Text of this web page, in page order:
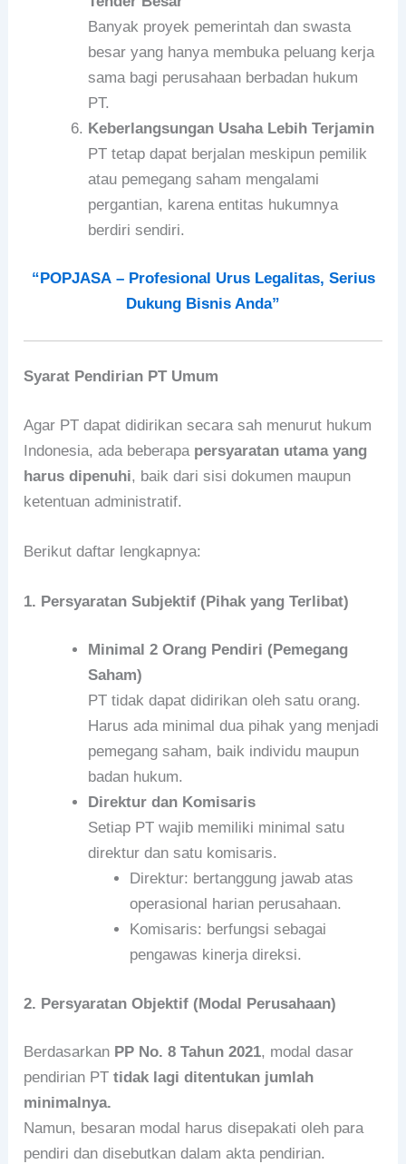
Banyak proyek pemerintah dan swasta
besar yang hanya membuka peluang kerja
sama bagi perusahaan berbadan hukum
PT.
Keberlangsungan Usaha Lebih Terjamin
PT tetap dapat berjalan meskipun pemilik
atau pemegang saham mengalami
pergantian, karena entitas hukumnya
berdiri sendiri.
“POPJASA – Profesional Urus Legalitas, Serius
Dukung Bisnis Anda”
Syarat Pendirian PT Umum
Agar PT dapat didirikan secara sah menurut hukum
Indonesia, ada beberapa persyaratan utama yang
harus dipenuhi, baik dari sisi dokumen maupun
ketentuan administratif.
Berikut daftar lengkapnya:
1. Persyaratan Subjektif (Pihak yang Terlibat)
Minimal 2 Orang Pendiri (Pemegang
Saham)
PT tidak dapat didirikan oleh satu orang.
Harus ada minimal dua pihak yang menjadi
pemegang saham, baik individu maupun
badan hukum.
Direktur dan Komisaris
Setiap PT wajib memiliki minimal satu
direktur dan satu komisaris.
Direktur: bertanggung jawab atas
operasional harian perusahaan.
Komisaris: berfungsi sebagai
pengawas kinerja direksi.
2. Persyaratan Objektif (Modal Perusahaan)
Berdasarkan PP No. 8 Tahun 2021, modal dasar
pendirian PTtidak lagi ditentukan jumlah
minimalnya.
Namun, besaran modal harus disepakati oleh para
pendiri dan disebutkan dalam akta pendirian.